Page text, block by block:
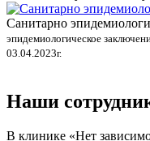
Санитарно
эпидемиологическое
03.04.2023г.
Наши
В клинике «Нет